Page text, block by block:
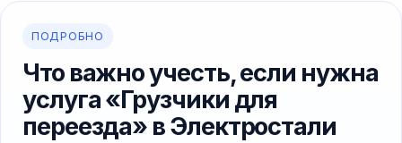
ПОДРОБНО
Что важно учесть, если нужна
услуга «Грузчики для
переезда» в Электростали